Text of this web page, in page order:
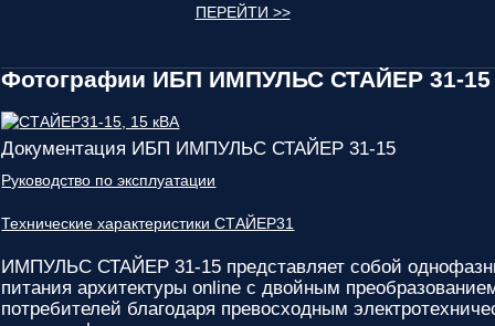
ПЕРЕЙТИ >>
Фотографии ИБП ИМПУЛЬС СТАЙЕР 31-15
Документация ИБП ИМПУЛЬС СТАЙЕР 31-15
Руководство по эксплуатации
Технические характеристики СТАЙЕР31
ИМПУЛЬС СТАЙЕР 31-15 представляет собой
питания архитектуры online с двойным
потребителей благодаря превосходным